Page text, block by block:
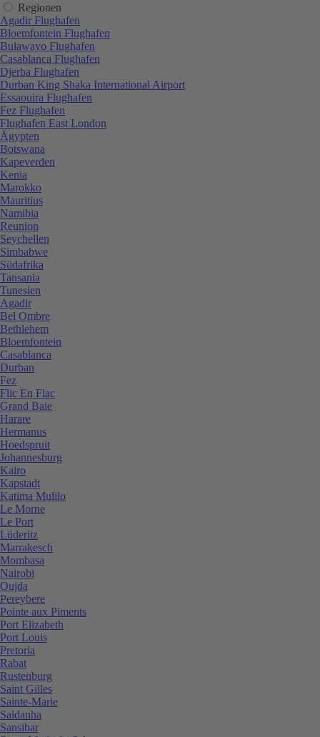
Regionen
Agadir Flughafen
Bloemfontein Flughafen
Bulawayo Flughafen
Casablanca Flughafen
Djerba Flughafen
Durban King Shaka International Airport
Essaouira Flughafen
Fez Flughafen
Flughafen East London
Ägypten
Botswana
Kapeverden
Kenia
Marokko
Mauritius
Namibia
Reunion
Seychellen
Simbabwe
Südafrika
Tansania
Tunesien
Agadir
Bel Ombre
Bethlehem
Bloemfontein
Casablanca
Durban
Fez
Flic En Flac
Grand Baie
Harare
Hermanus
Hoedspruit
Johannesburg
Kairo
Kapstadt
Katima Mulilo
Le Morne
Le Port
Lüderitz
Marrakesch
Mombasa
Nairobi
Oujda
Pereybere
Pointe aux Piments
Port Elizabeth
Port Louis
Pretoria
Rabat
Rustenburg
Saint Gilles
Sainte-Marie
Saldanha
Sansibar